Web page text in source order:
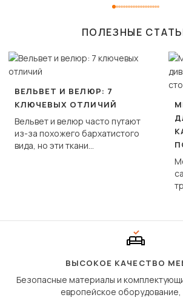
ПОЛЕЗНЫЕ
ВЕЛЬВЕТ И ВЕЛЮР: 7
КЛЮЧЕВЫХ ОТЛИЧИЙ
Вельвет и велюр часто путают
из-за похожего бархатистого
вида, но эти ткани
ВЫСОКОЕ КАЧЕСТВО
Безопасные материалы и
европейское